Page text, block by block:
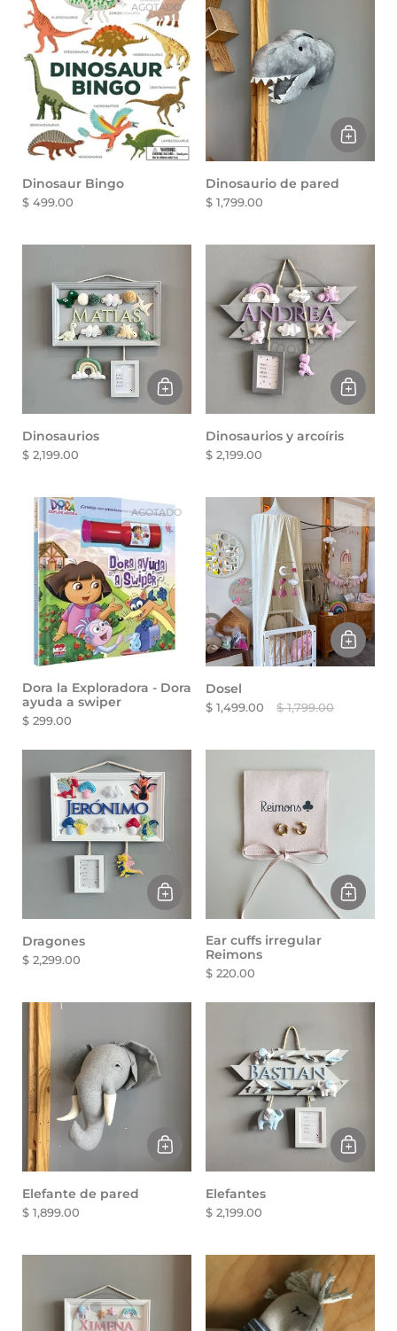
Dinosaur Bingo
$ 499.00
AGOTADO
Dinosaurio de pared
$ 1,799.00
Dinosaurios
$ 2,199.00
Dinosaurios y arcoíris
$ 2,199.00
Dora la Exploradora - Dora
ayuda a swiper
$ 299.00
AGOTADO
Dosel
$ 1,499.00 $ 1,799.00
-17%
Dragones
$ 2,299.00
Ear cuffs irregular
Reimons
$ 220.00
Elefante de pared
$ 1,899.00
Elefantes
$ 2,199.00